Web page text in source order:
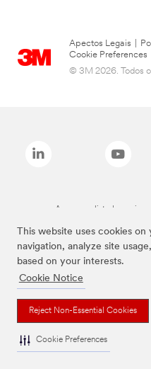
This website uses cookies
navigation, analyze site
based on your interests.
Cookie Notice
Reject Non-Essential Cookies
Cookie Preferences
Apectos Legais
Cookie Preferences
© 3M 2026. Todos
As marcas listadas a